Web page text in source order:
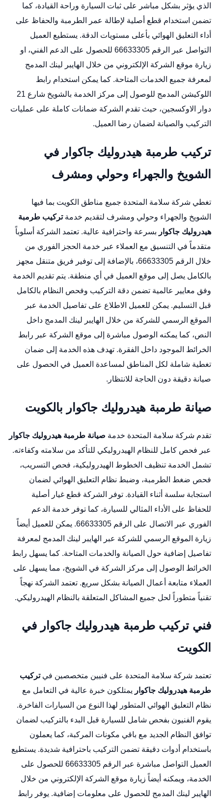
الذي يؤثر بشكل مباشر على ثبات السيارة وراحة القيادة، كما
تضمن استخدام قطع أصلية لإطالة عمر الطرمبة والحفاظ على
أداء التعليق الهوائي بأعلى مستويات الدقة. يستطيع العميل
التواصل عبر الرقم 66633305 للحصول على الدعم الفني، او
زيارة موقع الشركة الإلكتروني من خلال الهايبر لينك المدمج
لمعرفة جميع الخدمات المتاحة. كما يمكن استخدام رابط
اللوكيشن المدمج للوصول إلى مركز الخدمة بالشويخ شارع 21
دوار الاوكسجين، حيث تقدم الشركة ضمانات كاملة على عمليات
التركيب والصيانة لضمان رضا العميل.
تركيب طرمبة هيدروليك جاكوار في
الشويخ والجهراء وحولي ومشرف
تغطي شركة سلامة المتحدة جميع مناطق الكويت بما فيها
الشويخ والجهراء وحولي ومشرف لتقديم خدمةتركيب طرمبة
هيدروليك جاكوار بسرعة واحترافية عالية. تعتمد الشركة أسلوباً
متقدماً في التنسيق مع العملاء عبر خدمة الحجز الفوري من
خلال الرقم 66633305، بالإضافة إلى توفير فريق متنقل مجهز
بالكامل يصل إلى موقع العميل في أي منطقة. يتم تقديم الخدمة
وفق معايير عالمية تضمن دقة التركيب وفحص النظام بالكامل
قبل التسليم. يمكن للعميل الاطلاع على تفاصيل الخدمة عبر
الموقع الرسمي للشركة من خلال الهايبر لينك المدمج داخل
النص، كما يمكنه الوصول مباشرة إلى موقع الشركة عبر رابط
الخرائط الموجود داخل الفقرة. تهدف هذه الخدمة إلى ضمان
تغطية شاملة لكل المناطق لمساعدة العميل في الحصول على
صيانة دقيقة دون الحاجة للانتظار.
صيانة طرمبة هيدروليك جاكوار بالكويت
تقدم شركة سلامة المتحدة خدمة صيانة طرمبة هيدروليك جاكوار
عبر فحص كامل للنظام الهيدروليكي للتأكد من سلامته وكفاءته.
تشمل الخدمة تنظيف الخطوط الهيدروليكية، فحص التسريب،
فحص ضغط الطرمبة، وضبط نظام التعليق الهوائي لضمان
استجابة سلسة أثناء القيادة. توفر الشركة قطع غيار أصلية
للحفاظ على الأداء المثالي للسيارة، كما توفر خدمة الدعم
الفوري عبر الاتصال على الرقم 66633305. يمكن للعميل أيضاً
زيارة الموقع الرسمي للشركة عبر الهايبر لينك المدمج لمعرفة
تفاصيل إضافية حول الصيانة والخدمات المتاحة. كما يسهل رابط
الخرائط الوصول إلى مركز الشركة في الشويخ، مما يسهل على
العملاء متابعة أعمال الصيانة بشكل سريع. تعتمد الشركة نهجاً
تقنياً متطوراً لحل جميع المشاكل المتعلقة بالنظام الهيدروليكي.
فني تركيب طرمبة هيدروليك جاكوار في
الكويت
تعتمد شركة سلامة المتحدة على فنيين متخصصين فيتركيب
طرمبة هيدروليك جاكوار يمتلكون خبرة عالية في التعامل مع
نظام التعليق الهوائي المتطور لهذا النوع من السيارات الفاخرة.
يقوم الفنيون بفحص شامل للسيارة قبل البدء بالتركيب لضمان
توافق النظام الجديد مع باقي مكونات المركبة، كما يعملون
باستخدام أدوات دقيقة تضمن التركيب باحترافية شديدة. يستطيع
العميل التواصل مباشرة عبر الرقم 66633305 للحصول على
الخدمة، ويمكنه أيضاً زيارة موقع الشركة الإلكتروني من خلال
الهايبر لينك المدمج للحصول على معلومات إضافية. يوفر رابط